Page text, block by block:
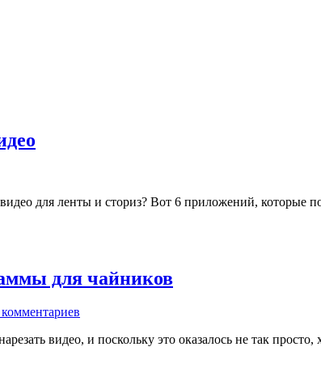
для ленты и сториз? Вот 6 приложений, которые
для чайников
видео, и поскольку это оказалось не так